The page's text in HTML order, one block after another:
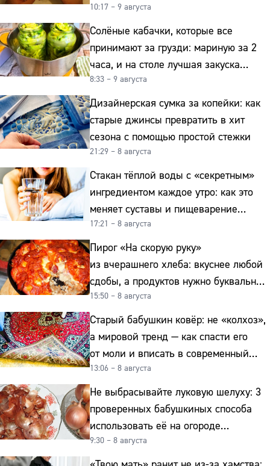
10:17 – 9 августа
Солёные кабачки, которые все
принимают за грузди: мариную за 2
часа, и на столе лучшая закуска
к картошке
8:33 – 9 августа
Дизайнерская сумка за копейки: как
старые джинсы превратить в хит
сезона с помощью простой стежки
21:29 – 8 августа
Стакан тёплой воды с «секретным»
ингредиентом каждое утро: как это
меняет суставы и пищеварение
после 50
17:21 – 8 августа
Пирог «На скорую руку»
из вчерашнего хлеба: вкуснее любой
сдобы, а продуктов нужно буквально
копейки
15:50 – 8 августа
Старый бабушкин ковёр: не «колхоз»,
а мировой тренд — как спасти его
от моли и вписать в современный
интерьер
13:06 – 8 августа
Не выбрасывайте луковую шелуху: 3
проверенных бабушкиных способа
использовать её на огороде
и для здоровья этой зимой
9:30 – 8 августа